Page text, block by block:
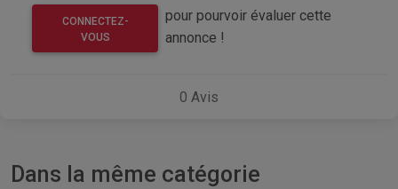
CONNECTEZ-
VOUS
pour pourvoir évaluer cette
annonce !
0 Avis
Dans la même catégorie